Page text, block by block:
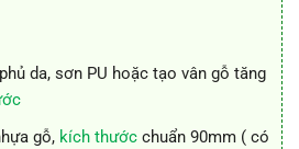
da, sơn PU hoặc tạo vân gỗ tăng
gỗ, kích thước chuẩn 90mm ( có